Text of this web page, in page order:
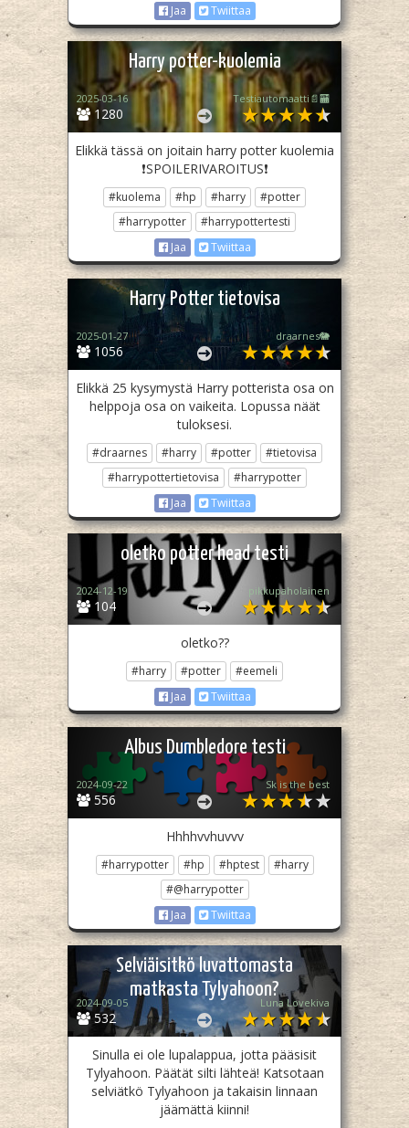
Jaa
Twiittaa
Harry potter-kuolemia
1280
2025-03-16 Testiautomaatti📄🏧
Elikkä tässä on joitain harry potter kuolemia
❗️SPOILERIVAROITUS❗️
#kuolema #hp #harry
#potter
#harrypotter
#harrypottertesti
Jaa
Twiittaa
Harry Potter tietovisa
1056
2025-01-27 draarnes🐘
Elikkä 25 kysymystä Harry potterista osa on
helppoja osa on vaikeita. Lopussa näät
tuloksesi.
#draarnes #harry #potter
#tietovisa
#harrypottertietovisa
#harrypotter
Jaa
Twiittaa
oletko potter head testi
104
2024-12-19 pikkupaholainen
oletko??
#harry #potter
#eemeli
Jaa
Twiittaa
Albus Dumbledore testi
556
2024-09-22 Sk is the best
Hhhhvvhuvvv
#harrypotter #hp #hptest
#harry
#@harrypotter
Jaa
Twiittaa
Selviäisitkö luvattomasta
matkasta Tylyahoon?
532
2024-09-05 Luna Lovekiva
Sinulla ei ole lupalappua, jotta pääsisit
Tylyahoon. Päätät silti lähteä! Katsotaan
selviätkö Tylyahoon ja takaisin linnaan
jäämättä kiinni!